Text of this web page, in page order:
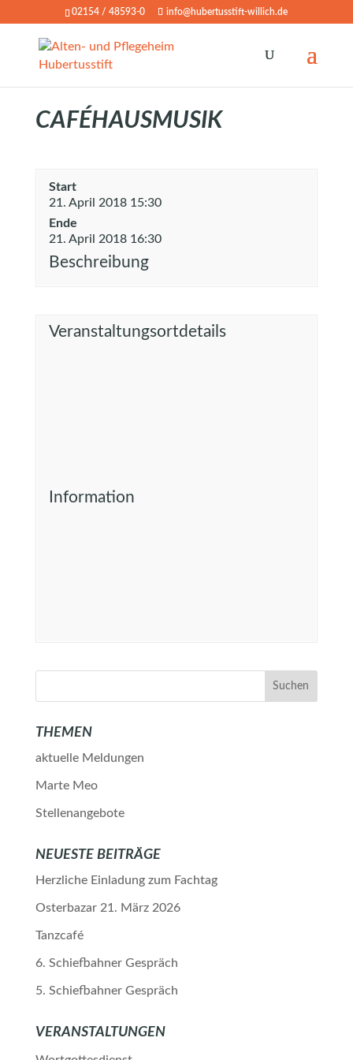
02154 / 48593-0 info@hubertusstift-willich.de
CAFÉHAUSMUSIK
Start
21. April 2018 15:30
Ende
21. April 2018 16:30
Beschreibung
Veranstaltungsortdetails
Information
THEMEN
aktuelle Meldungen
Marte Meo
Stellenangebote
NEUESTE BEITRÄGE
Herzliche Einladung zum Fachtag
Osterbazar 21. März 2026
Tanzcafé
6. Schiefbahner Gespräch
5. Schiefbahner Gespräch
VERANSTALTUNGEN